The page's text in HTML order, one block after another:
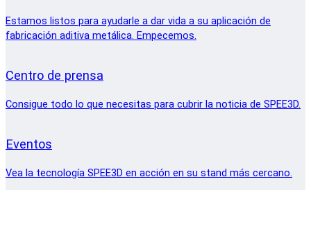
Estamos listos para ayudarle a dar vida a su aplicación de
fabricación aditiva metálica. Empecemos.
Centro de prensa
Consigue todo lo que necesitas para cubrir la noticia de SPEE3D.
Eventos
Vea la tecnología SPEE3D en acción en su stand más cercano.